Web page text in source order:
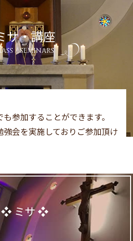
サ・講座
/ SEMINARS
参加することができます。
強会を実施しておりご参加頂け
ミサ